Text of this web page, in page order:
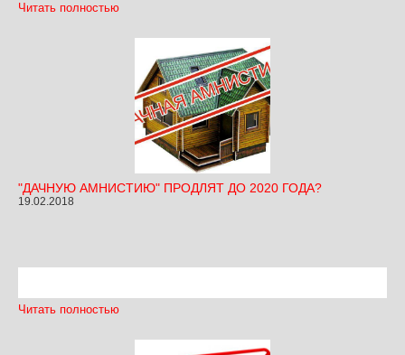
Читать полностью
"ДАЧНУЮ АМНИСТИЮ" ПРОДЛЯТ ДО 2020 ГОДА?
19.02.2018
Читать полностью